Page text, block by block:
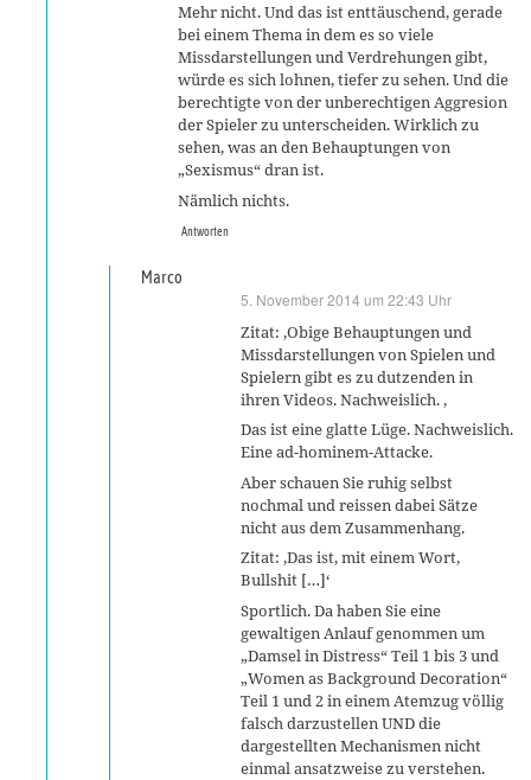
Mehr nicht. Und das ist enttäuschend, gerade
bei einem Thema in dem es so viele
Missdarstellungen und Verdrehungen gibt,
würde es sich lohnen, tiefer zu sehen. Und die
berechtigte von der unberechtigen Aggresion
der Spieler zu unterscheiden. Wirklich zu
sehen, was an den Behauptungen von
„Sexismus“ dran ist.
Nämlich nichts.
Antworten
Marco
5. November 2014 um 22:43 Uhr
Zitat: ‚Obige Behauptungen und
Missdarstellungen von Spielen und
Spielern gibt es zu dutzenden in
ihren Videos. Nachweislich. ‚
Das ist eine glatte Lüge. Nachweislich.
Eine ad-hominem-Attacke.
Aber schauen Sie ruhig selbst
nochmal und reissen dabei Sätze
nicht aus dem Zusammenhang.
Zitat: ‚Das ist, mit einem Wort,
Bullshit […]‘
Sportlich. Da haben Sie eine
gewaltigen Anlauf genommen um
„Damsel in Distress“ Teil 1 bis 3 und
„Women as Background Decoration“
Teil 1 und 2 in einem Atemzug völlig
falsch darzustellen UND die
dargestellten Mechanismen nicht
einmal ansatzweise zu verstehen.